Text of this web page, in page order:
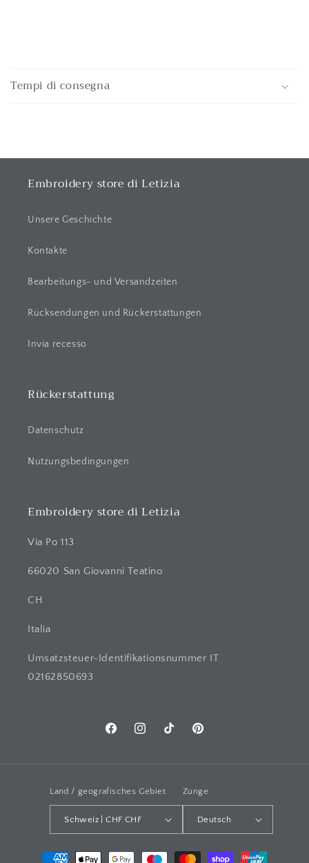
i
n
Tempi di consegna
Embroidery store di Letizia
Unsere Geschichte
Kontakte
Bearbeitungs- und Versandzeiten
Rücksendungen und Rückerstattungen
Invia recesso
Rückerstattung
Datenschutz
Nutzungsbedingungen
Embroidery store di Letizia
Via Po 113
66020 San Giovanni Teatino
CH
Italia
Umsatzsteuer-Identifikationsnummer IT
02162850693
FacebookInstagramTikTok Pinterest
Land / geografisches Gebiet
Schweiz | CHF CHF
Zunge
Deutsch
Zahlungsarten